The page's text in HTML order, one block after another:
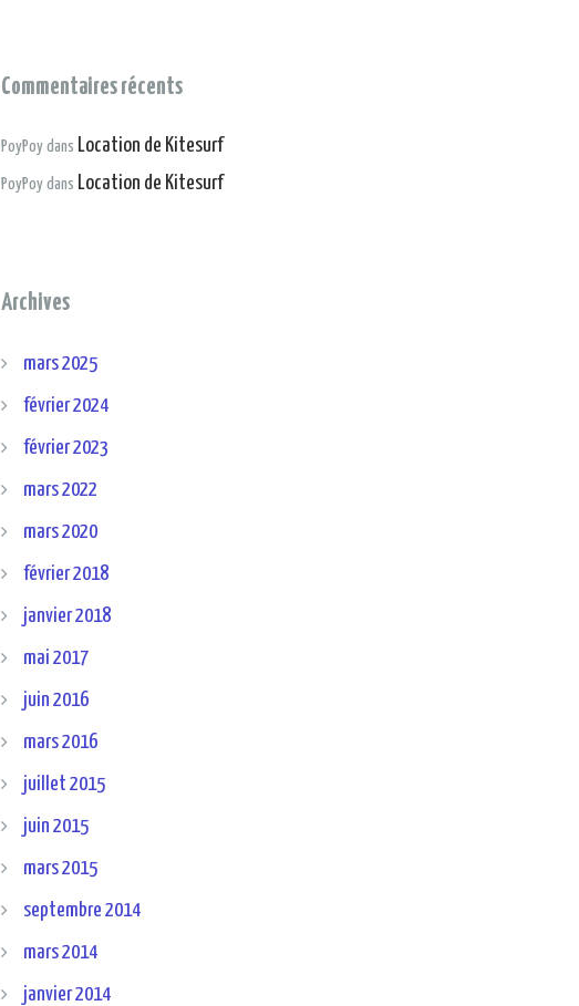
Commentaires récents
PoyPoydans Location de Kitesurf
PoyPoydans Location de Kitesurf
Archives
mars 2025
février 2024
février 2023
mars 2022
mars 2020
février 2018
janvier 2018
mai 2017
juin 2016
mars 2016
juillet 2015
juin 2015
mars 2015
septembre 2014
mars 2014
janvier 2014